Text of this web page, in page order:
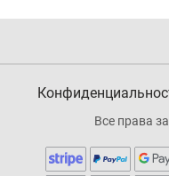
Все права